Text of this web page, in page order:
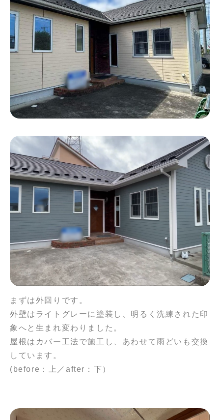
まずは外回りです。
外壁はライトグレーに塗装し、明るく洗練された印
象へと生まれ変わりました。
屋根はカバー工法で施工し、あわせて雨どいも交換
しています。
(before：上／after：下）